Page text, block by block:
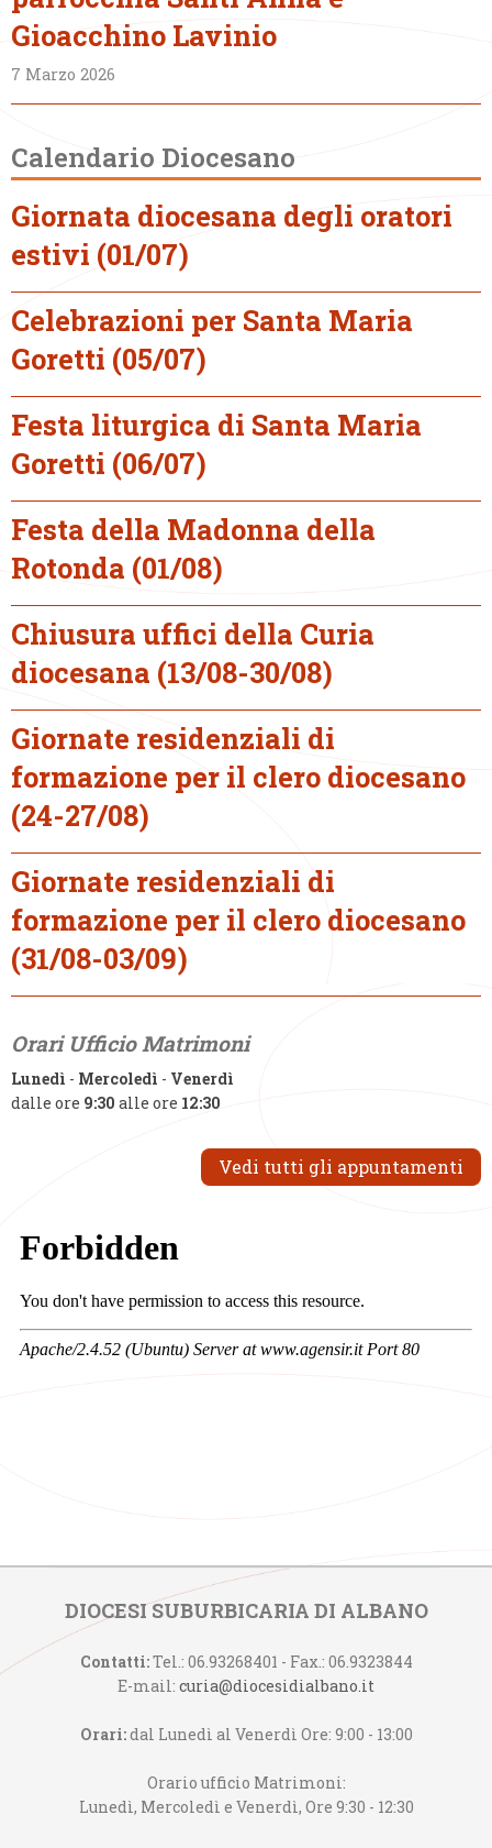
Gioacchino Lavinio
7 Marzo 2026
Calendario Diocesano
Giornata diocesana degli oratori
estivi (01/07)
Celebrazioni per Santa Maria
Goretti (05/07)
Festa liturgica di Santa Maria
Goretti (06/07)
Festa della Madonna della
Rotonda (01/08)
Chiusura uffici della Curia
diocesana (13/08-30/08)
Giornate residenziali di
formazione per il clero diocesano
(24-27/08)
Giornate residenziali di
formazione per il clero diocesano
(31/08-03/09)
Orari Ufficio Matrimoni
Lunedì - Mercoledì - Venerdì
dalle ore 9:30 alle ore 12:30
Vedi tutti gli appuntamenti
DIOCESI SUBURBICARIA DI ALBANO
Contatti:Tel.: 06.93268401 - Fax.: 06.9323844
E-mail: curia@diocesidialbano.it
Orari:dal Lunedì al Venerdì Ore: 9:00 - 13:00
Orario ufficio Matrimoni:
Lunedì, Mercoledì e Venerdì, Ore 9:30 - 12:30